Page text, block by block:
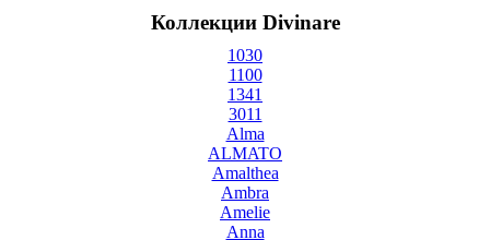
Коллекции Divinare
1030
1100
1341
3011
Alma
ALMATO
Amalthea
Ambra
Amelie
Anna